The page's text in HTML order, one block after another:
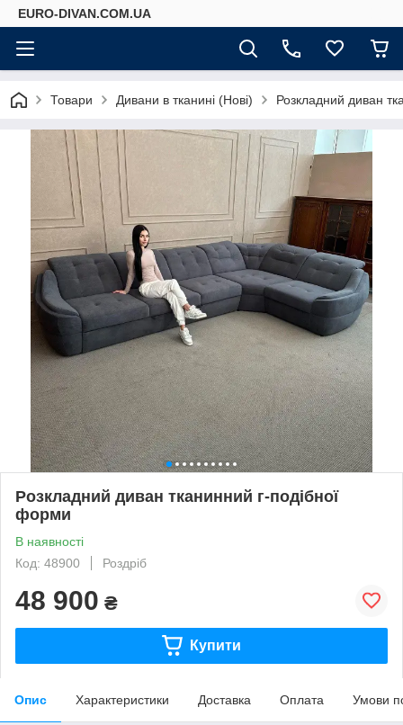
EURO-DIVAN.COM.UA
Товари Дивани в тканині (Нові) Розкладний диван
Розкладний диван тканинний г-подібної
форми
В наявності
Код: 48900
Роздріб
48 900 ₴
Купити
Опис Характеристики Доставка Оплата Умови